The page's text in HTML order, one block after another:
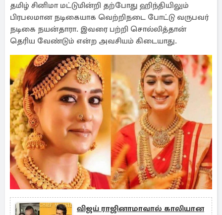
தமிழ் சினிமா மட்டுமின்றி தற்போது ஹிந்தியிலும்
பிரபலமான நடிகையாக வெற்றிநடை போட்டு வருபவர்
நடிகை நயன்தாரா. இவரை பற்றி சொல்லித்தான்
தெரிய வேண்டும் என்ற அவசியம் கிடையாது.
விஜய் ராஜினாமாவால் காலியான